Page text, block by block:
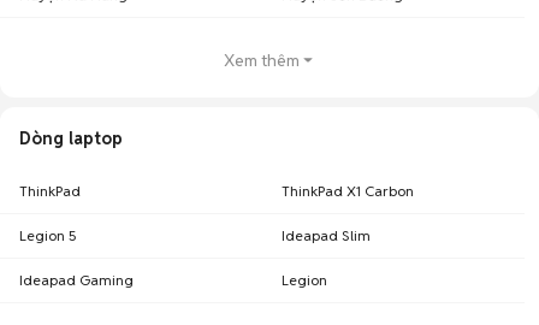
Xem thêm
Dòng laptop
ThinkPad ThinkPad X1 Carbon
Legion 5 Ideapad Slim
Ideapad Gaming Legion